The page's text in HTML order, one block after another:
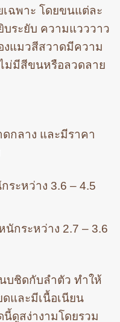
ฉพาะ โดยขนแต่ละ
บระยับ ความแวววาว
งแมวสีสวาดมีความ
ม่มีสีขนหรือลวดลาย
กลาง และมีราคา
ะหว่าง 3.6 – 4.5
กระหว่าง 2.7 – 3.6
บชิดกับลำตัว ทำให้
และมีเนื้อเนียน
ดูสง่างามโดยรวม